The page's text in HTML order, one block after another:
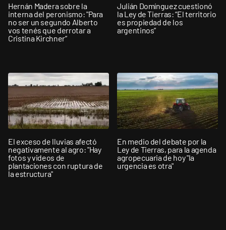
Hernán Madera sobre la
interna del peronismo: "Para
no ser un segundo Alberto
vos tenés que derrotar a
Cristina Kirchner”
Julián Domínguez cuestionó
la Ley de Tierras: “El territorio
es propiedad de los
argentinos”
El exceso de lluvias afectó
negativamente al agro: "Hay
fotos y videos de
plantaciones con ruptura de
la estructura"
En medio del debate por la
Ley de Tierras, para la agenda
agropecuaria de hoy "la
urgencia es otra"